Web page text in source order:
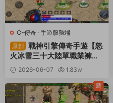
C-傳奇 · 手遊服務端
原創
戰神引擎傳奇手遊【怒
火冰雪三十大陸單職業褲衩
6.1免受權】Win一鍵服務端
+安卓蘋果雙端+GM後台
+視頻架設教程
2026-06-07
1.83w
薦